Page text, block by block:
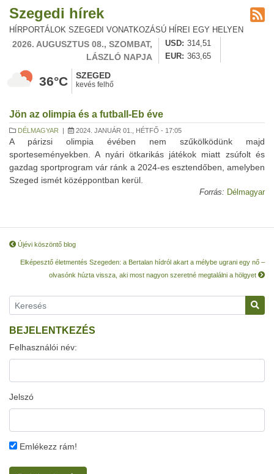
Szegedi hírek
HÍRPORTÁLOK SZEGEDI VONATKOZÁSÚ HÍREI EGY HELYEN
2026. AUGUSZTUS 08., SZOMBAT,
LÁSZLÓ NAPJA
USD
314,51
EUR
363,65
36°C SZEGED
kevés felhő
Jön az olimpia és a futball-Eb éve
DÉLMAGYAR | 2024. JANUÁR 01., HÉTFŐ - 17:05
A párizsi olimpia évében nem szűkölködünk majd
sporteseményekben. A nyári ötkarikás játékok miatt zsúfolt és
gazdag sportprogram vár ránk a 2024-es esztendőben, amelyben
Szeged ismét középpontban kerül.
Forrás: Délmagyar
Újévi köszöntő blog
Elképesztő életmentés Szegeden: a Bertalan hídról akart a mélybe ugrani egy nő –
olvasónk húzta vissza, aki most nagyon szeretné megtalálni a hölgyet
BEJELENTKEZÉS
Felhasználói név:
Jelszó
Emlékezz rám!